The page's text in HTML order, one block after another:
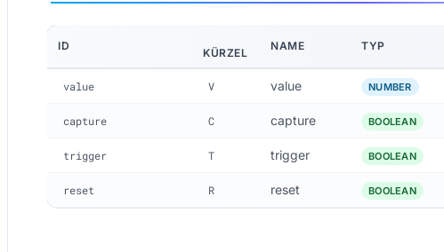
ID
KÜRZEL
NAME TYP
value V value NUMBER
capture C capture BOOLEAN
trigger T trigger BOOLEAN
reset R reset BOOLEAN